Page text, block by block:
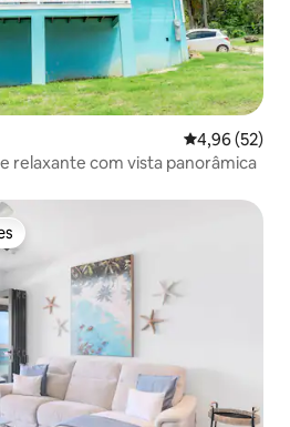
Classificação
4,96 (52)
relaxante com vista panorâmica
apreciados